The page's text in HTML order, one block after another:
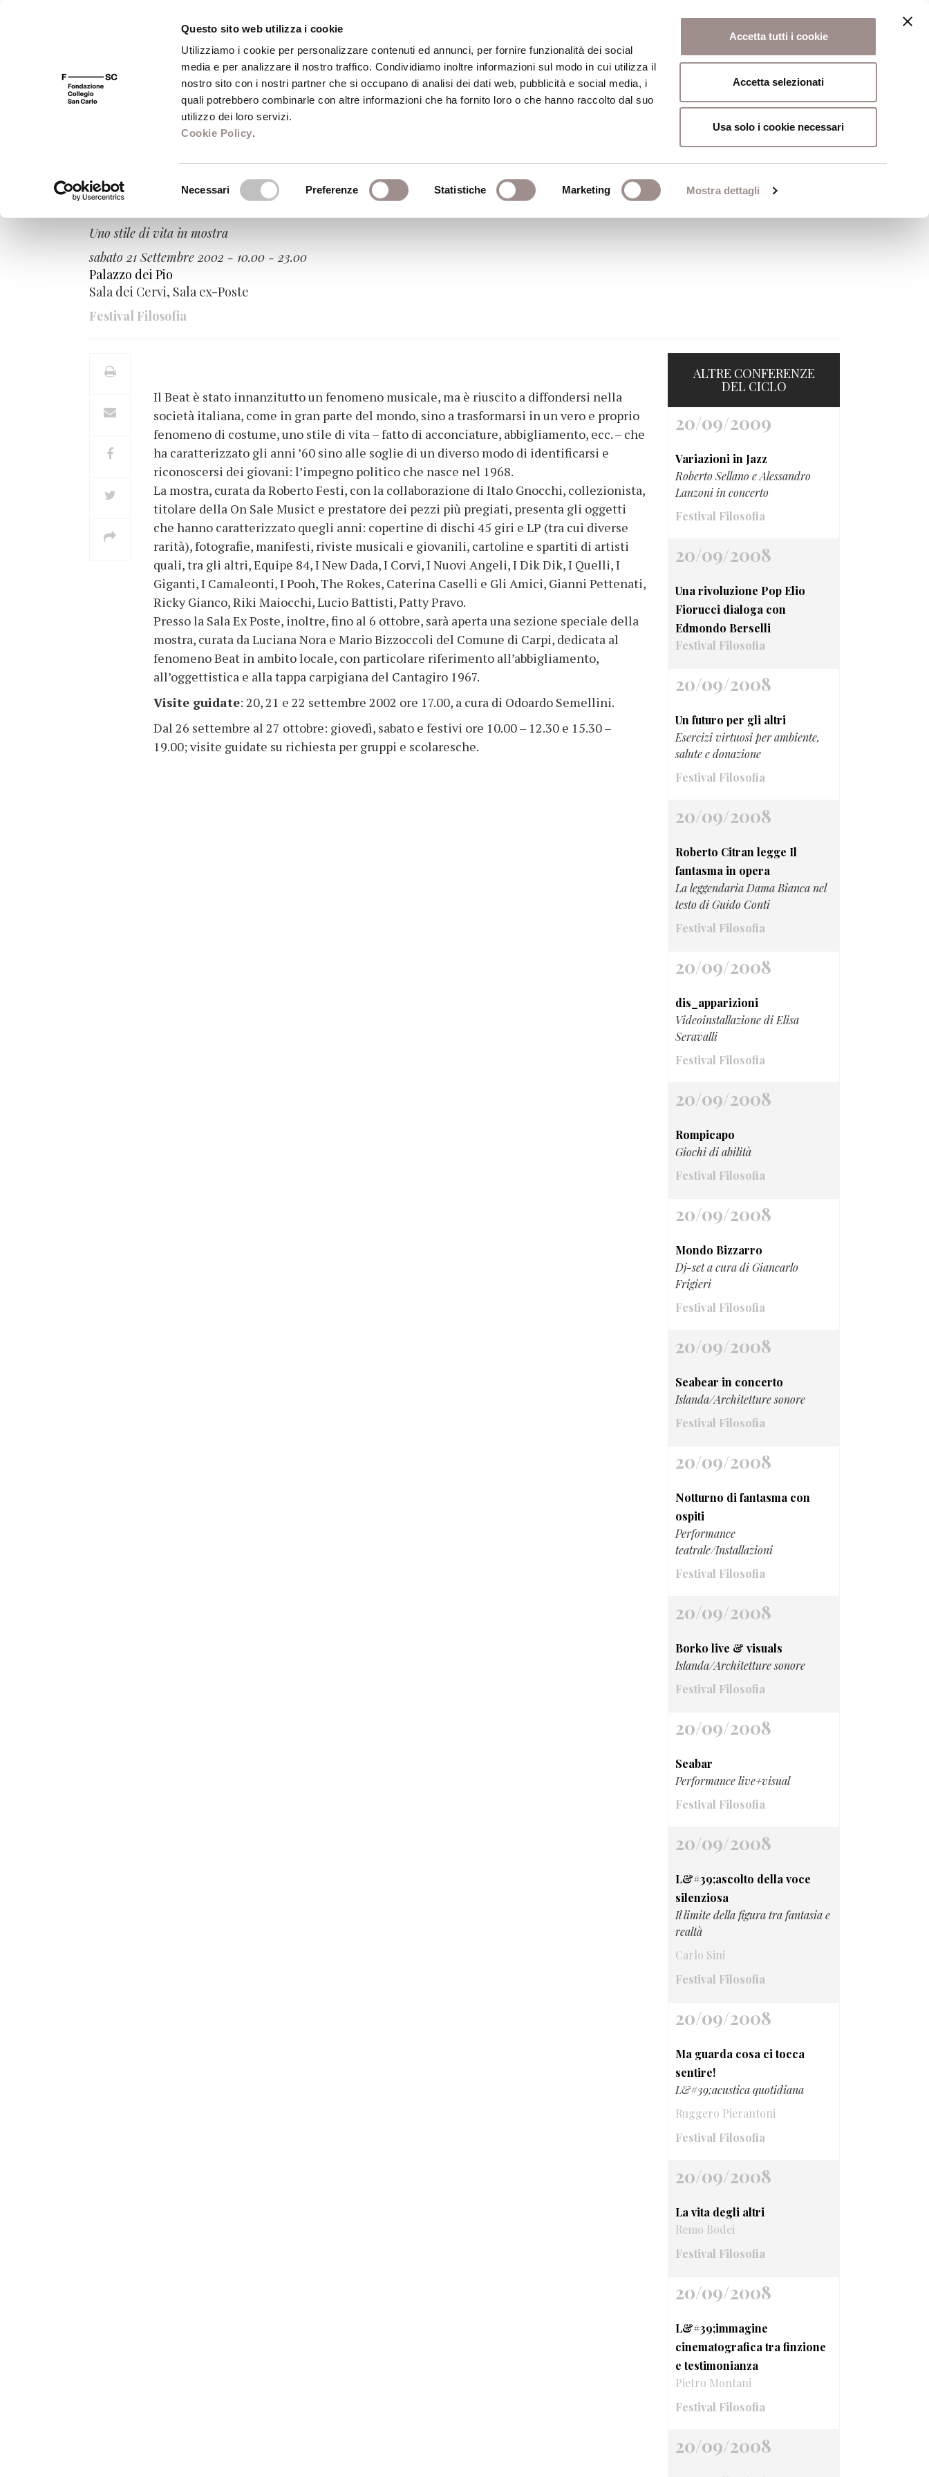
Questo sito web utilizza i cookie
Utilizziamo i cookie per personalizzare contenuti ed annunci, per fornire funzionalità dei social
media e per analizzare il nostro traffico. Condividiamo inoltre informazioni sul modo in cui utilizza il
nostro sito con i nostri partner che si occupano di analisi dei dati web, pubblicità e social media, i
quali potrebbero combinarle con altre informazioni che ha fornito loro o che hanno raccolto dal suo
utilizzo dei loro servizi.
Cookie Policy.
Necessari Preferenze Statistiche Marketing Mostra dettagli
Accetta tutti i cookie
Accetta selezionati
Usa solo i cookie necessari
FSC 400 Fondazione Biblioteca Centro Culturale Centro Studi Religiosi Scuola Alti Studi
Sabato Carpi
Beat!
Uno stile di vita in mostra
sabato 21 Settembre 2002 - 10.00 - 23.00
Palazzo dei Pio
Sala dei Cervi, Sala ex-Poste
Festival Filosofia
Il Beat è stato innanzitutto un fenomeno musicale, ma è riuscito a diffondersi nella
società italiana, come in gran parte del mondo, sino a trasformarsi in un vero e proprio
fenomeno di costume, uno stile di vita – fatto di acconciature, abbigliamento, ecc. – che
ha caratterizzato gli anni ’60 sino alle soglie di un diverso modo di identificarsi e
riconoscersi dei giovani: l’impegno politico che nasce nel 1968.
La mostra, curata da Roberto Festi, con la collaborazione di Italo Gnocchi, collezionista,
titolare della On Sale Musict e prestatore dei pezzi più pregiati, presenta gli oggetti
che hanno caratterizzato quegli anni: copertine di dischi 45 giri e LP (tra cui diverse
rarità), fotografie, manifesti, riviste musicali e giovanili, cartoline e spartiti di artisti
quali, tra gli altri, Equipe 84, I New Dada, I Corvi, I Nuovi Angeli, I Dik Dik, I Quelli, I
Giganti, I Camaleonti, I Pooh, The Rokes, Caterina Caselli e Gli Amici, Gianni Pettenati,
Ricky Gianco, Riki Maiocchi, Lucio Battisti, Patty Pravo.
Presso la Sala Ex Poste, inoltre, fino al 6 ottobre, sarà aperta una sezione speciale della
mostra, curata da Luciana Nora e Mario Bizzoccoli del Comune di Carpi, dedicata al
fenomeno Beat in ambito locale, con particolare riferimento all’abbigliamento,
all’oggettistica e alla tappa carpigiana del Cantagiro 1967.
Visite guidate: 20, 21 e 22 settembre 2002 ore 17.00, a cura di Odoardo Semellini.
Dal 26 settembre al 27 ottobre: giovedì, sabato e festivi ore 10.00 – 12.30 e 15.30 –
19.00; visite guidate su richiesta per gruppi e scolaresche.
ALTRE CONFERENZE
DEL CICLO
20/09/2009
Variazioni in Jazz
Roberto Sellano e Alessandro
Lanzoni in concerto
Festival Filosofia
20/09/2008
Una rivoluzione Pop Elio
Fiorucci dialoga con
Edmondo Berselli
Festival Filosofia
20/09/2008
Un futuro per gli altri
Esercizi virtuosi per ambiente,
salute e donazione
Festival Filosofia
20/09/2008
Roberto Citran legge Il
fantasma in opera
La leggendaria Dama Bianca nel
testo di Guido Conti
Festival Filosofia
20/09/2008
dis_apparizioni
Videoinstallazione di Elisa
Seravalli
Festival Filosofia
20/09/2008
Rompicapo
Giochi di abilità
Festival Filosofia
20/09/2008
Mondo Bizzarro
Dj-set a cura di Giancarlo
Frigieri
Festival Filosofia
20/09/2008
Seabear in concerto
Islanda/Architetture sonore
Festival Filosofia
20/09/2008
Notturno di fantasma con
ospiti
Performance
teatrale/Installazioni
Festival Filosofia
20/09/2008
Borko live & visuals
Islanda/Architetture sonore
Festival Filosofia
20/09/2008
Seabar
Performance live+visual
Festival Filosofia
20/09/2008
L&#39;ascolto della voce
silenziosa
Il limite della figura tra fantasia e
realtà
Carlo Sini
Festival Filosofia
20/09/2008
Ma guarda cosa ci tocca
sentire!
L&#39;acustica quotidiana
Ruggero Pierantoni
Festival Filosofia
20/09/2008
La vita degli altri
Remo Bodei
Festival Filosofia
20/09/2008
L&#39;immagine
cinematografica tra finzione
e testimonianza
Pietro Montani
Festival Filosofia
20/09/2008